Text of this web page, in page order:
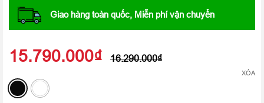
Giao hàng toàn quốc, Miễn phí vận chuyển
15.790.000₫ 16.290.000₫
XÓA